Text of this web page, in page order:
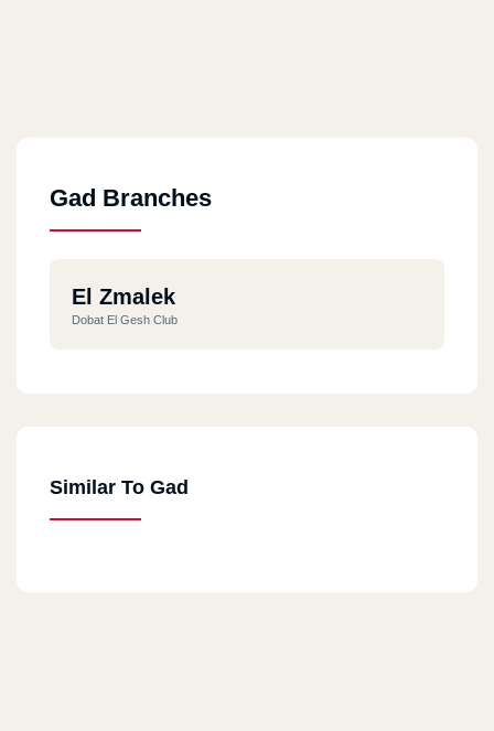
Gad Branches
El Zmalek
Dobat El Gesh Club
Similar To Gad